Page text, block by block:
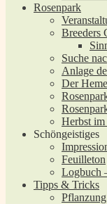
Rosenpark
Breeders
Suche
Anlage
Der
Herbst im
Schöngeistiges
Feuilleton
Logbuch
Tipps & Tricks